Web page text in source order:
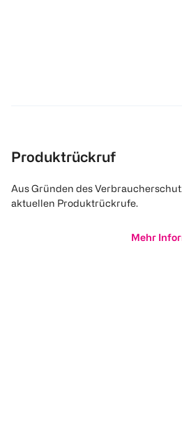
Produktrückruf
Aus Gründen des
aktuellen Produktrückrufe.
Mehr